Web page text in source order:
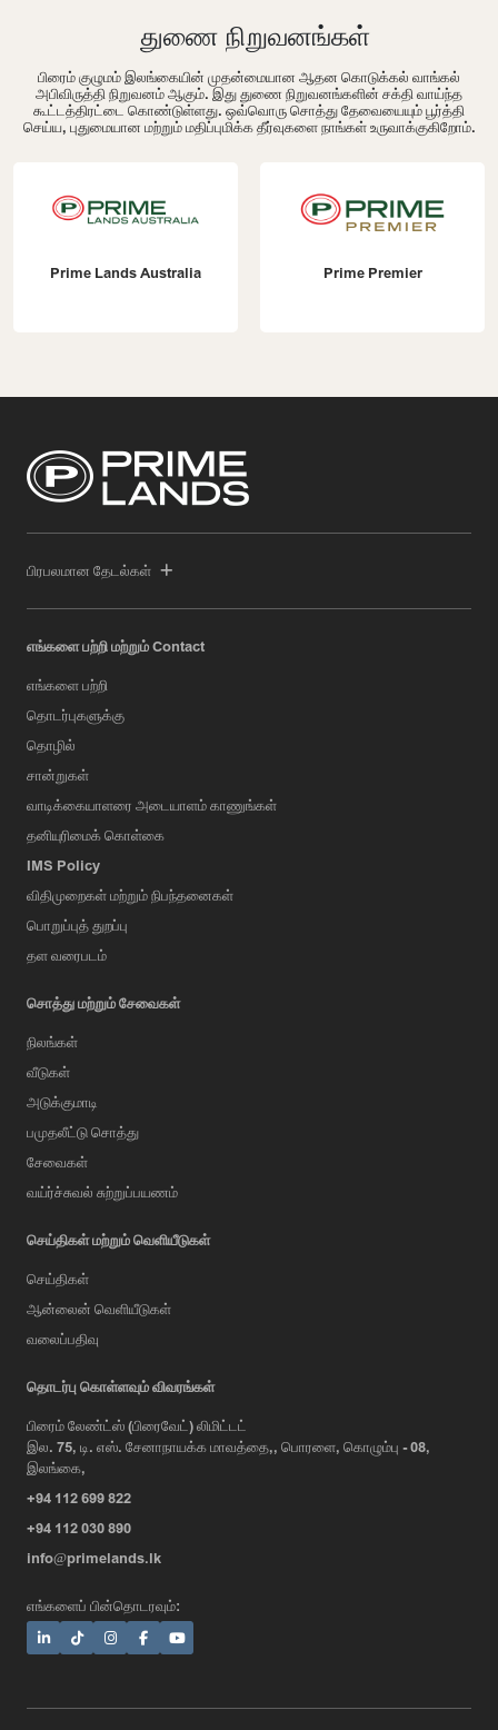
துணை நிறுவனங்கள்
பிரைம் குழுமம் இலங்கையின் முதன்மையான ஆதன கொடுக்கல் வாங்கல்
அபிவிருத்தி நிறுவனம் ஆகும். இது துணை நிறுவனங்களின் சக்தி வாய்ந்த
கூட்டத்திரட்டை கொண்டுள்ளது. ஒவ்வொரு சொத்து தேவையையும் பூர்த்தி
செய்ய, புதுமையான மற்றும் மதிப்புமிக்க தீர்வுகளை நாங்கள் உருவாக்குகிறோம்.
Prime Lands Australia Prime Premier
பிரபலமான தேடல்கள்
எங்களை பற்றி மற்றும் Contact
எங்களை பற்றி
தொடர்புகளுக்கு
தொழில்
சான்றுகள்
வாடிக்கையாளரை அடையாளம் காணுங்கள்
தனியுரிமைக் கொள்கை
IMS Policy
விதிமுறைகள் மற்றும் நிபந்தனைகள்
பொறுப்புத் துறப்பு
தள வரைபடம்
சொத்து மற்றும் சேவைகள்
நிலங்கள்
வீடுகள்
அடுக்குமாடி
பமுதலீட்டு சொத்து
சேவைகள்
வய்ர்ச்சுவல் சுற்றுப்பயணம்
செய்திகள் மற்றும் வெளியீடுகள்
செய்திகள்
ஆன்லைன் வெளியீடுகள்
வலைப்பதிவு
தொடர்பு கொள்ளவும் விவரங்கள்
பிரைம் லேண்ட்ஸ் (பிரைவேட்) லிமிட்டட்
இல. 75, டி. எஸ். சேனாநாயக்க மாவத்தை,, பொரளை, கொழும்பு - 08,
இலங்கை,
+94 112 699 822
+94 112 030 890
info@primelands.lk
எங்களைப் பின்தொடரவும்: